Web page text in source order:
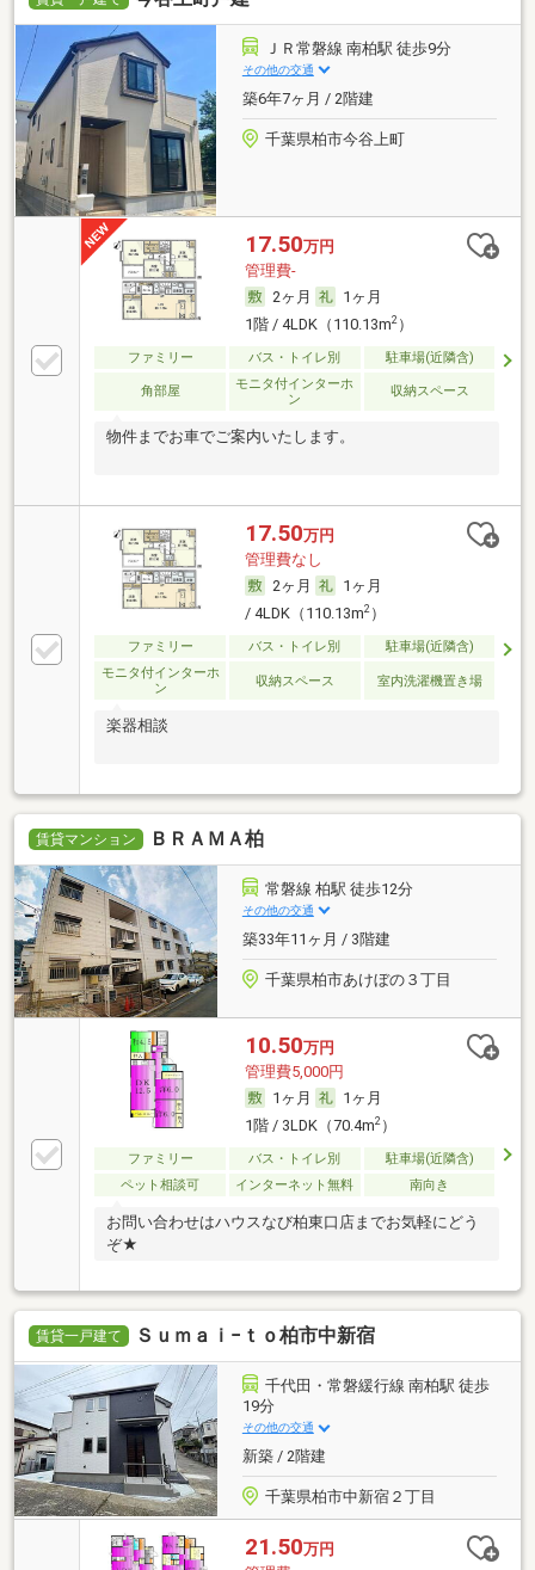
ＪＲ常磐線 南柏駅 徒歩9分
その他の交通
築6年7ヶ月 / 2階建
千葉県柏市今谷上町
17.50万円
管理費-
2ヶ月
1ヶ月
1階 / 4LDK（110.13m2）
ファミリー バス・トイレ別 駐車場(近隣含)
角部屋
モニタ付インターホ
ン
収納スペース
物件までお車でご案内いたします。
17.50万円
管理費なし
2ヶ月
1ヶ月
/ 4LDK（110.13m2）
ファミリー バス・トイレ別
駐車場(近隣含)
モニタ付インターホ
ン
収納スペース 室内洗濯機置き場
楽器相談
賃貸マンション ＢＲＡＭＡ柏
常磐線 柏駅 徒歩12分
その他の交通
築33年11ヶ月 / 3階建
千葉県柏市あけぼの３丁目
10.50万円
管理費5,000円
1ヶ月
1ヶ月
1階 / 3LDK（70.4m2）
ファミリー バス・トイレ別
駐車場(近隣含)
ペット相談可
インターネット無料 南向き
お問い合わせはハウスなび柏東口店までお気軽にどう
ぞ★
賃貸一戸建て Ｓｕｍａｉ−ｔｏ柏市中新宿
千代田・常磐緩行線 南柏駅 徒歩
19分
その他の交通
新築 / 2階建
千葉県柏市中新宿２丁目
21.50万円